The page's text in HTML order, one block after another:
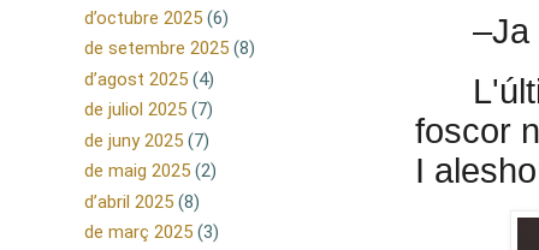
–Ja
foscor
I
d’octubre 2025 (6)
de setembre 2025 (8)
d’agost 2025 (4)
de juliol 2025 (7)
de juny 2025 (7)
de maig 2025 (2)
d’abril 2025 (8)
de març 2025 (3)